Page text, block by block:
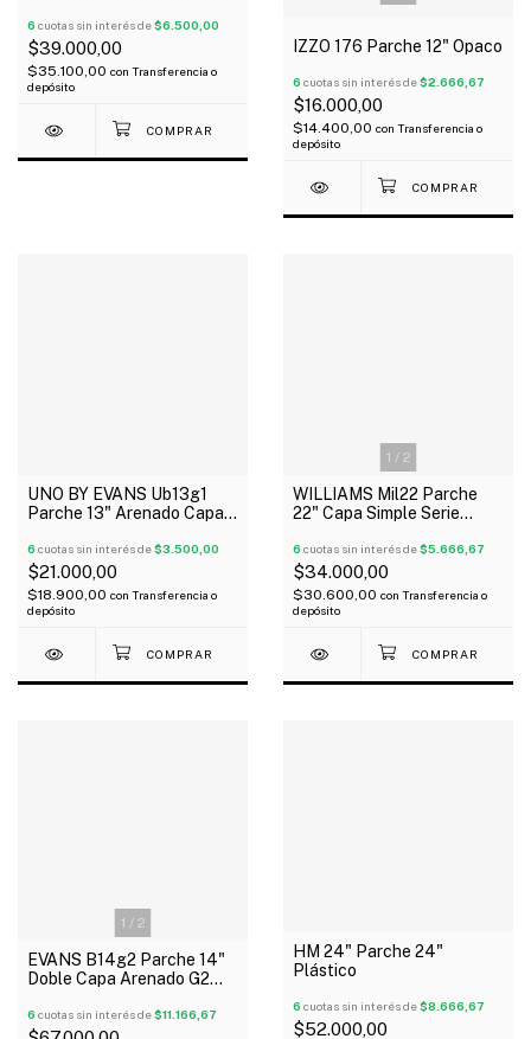
6 cuotas sin interés de$6.500,00
$39.000,00
$35.100,00 con Transferencia o
depósito
IZZO 176 Parche 12" Opaco
6 cuotas sin interés de$2.666,67
$16.000,00
$14.400,00 con Transferencia o
depósito
UNO BY EVANS Ub13g1
Parche 13" Arenado Capa
6 cuotas sin interés de$3.500,00
$21.000,00
$18.900,00 con Transferencia o
depósito
1 / 2
WILLIAMS Mil22 Parche
22" Capa Simple Serie
6 cuotas sin interés de$5.666,67
$34.000,00
$30.600,00 con Transferencia o
depósito
1 / 2
EVANS B14g2 Parche 14"
Doble Capa Arenado G2
6 cuotas sin interés de$11.166,67
HM 24" Parche 24"
Plástico
6 cuotas sin interés de$8.666,67
$52.000,00